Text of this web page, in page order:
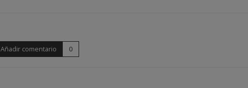
Añadir comentario 0